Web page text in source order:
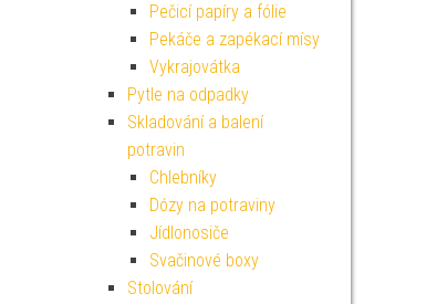
Pečicí papíry a fólie
Pekáče a zapékací mísy
Vykrajovátka
Pytle na odpadky
Skladování a balení
potravin
Chlebníky
Dózy na potraviny
Jídlonosiče
Svačinové boxy
Stolování